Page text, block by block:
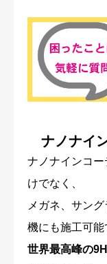
ナノナイ
ナノナインコ
けでなく、
メガネ、サン
機にも施工可能
世界最高峰の